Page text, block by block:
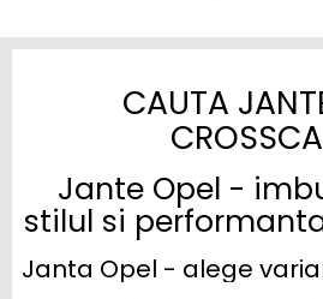
CAUTA
Jante Opel -
stilul si
Janta Opel - alege